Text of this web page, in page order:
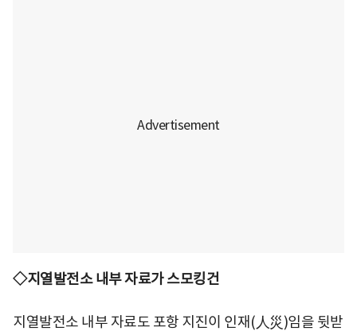
◇지열발전소 내부 자료가 스모킹건
지열발전소 내부 자료도 포항 지진이 인재(人災)임을 뒷받